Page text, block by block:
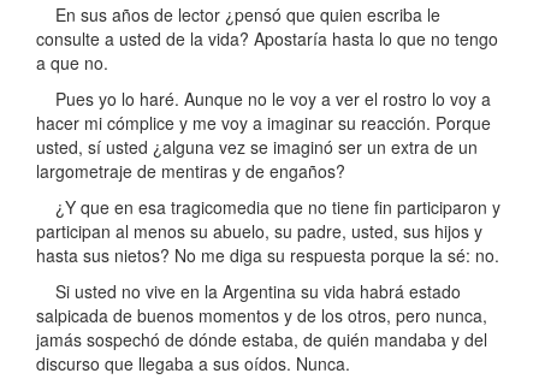
En sus años de lector ¿pensó que quien escriba le
consulte a usted de la vida? Apostaría hasta lo que no tengo
a que no.
Pues yo lo haré. Aunque no le voy a ver el rostro lo voy a
hacer mi cómplice y me voy a imaginar su reacción. Porque
usted, sí usted ¿alguna vez se imaginó ser un extra de un
largometraje de mentiras y de engaños?
¿Y que en esa tragicomedia que no tiene fin participaron y
participan al menos su abuelo, su padre, usted, sus hijos y
hasta sus nietos? No me diga su respuesta porque la sé: no.
Si usted no vive en la Argentina su vida habrá estado
salpicada de buenos momentos y de los otros, pero nunca,
jamás sospechó de dónde estaba, de quién mandaba y del
discurso que llegaba a sus oídos. Nunca.